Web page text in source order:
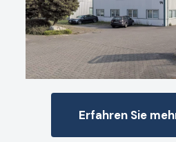
Erfahren Sie